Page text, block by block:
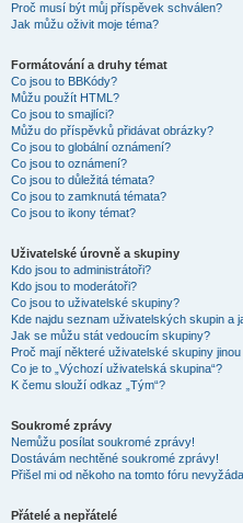
Proč musí být můj příspěvek schválen?
Jak můžu oživit moje téma?
Formátování a druhy témat
Co jsou to BBKódy?
Můžu použít HTML?
Co jsou to smajlíci?
Můžu do příspěvků přidávat obrázky?
Co jsou to globální oznámení?
Co jsou to oznámení?
Co jsou to důležitá témata?
Co jsou to zamknutá témata?
Co jsou to ikony témat?
Uživatelské úrovně a skupiny
Kdo jsou to administrátoři?
Kdo jsou to moderátoři?
Co jsou to uživatelské skupiny?
Kde najdu seznam uživatelských skupin a
Jak se můžu stát vedoucím skupiny?
Proč mají některé uživatelské skupiny
Co je to „Výchozí uživatelská skupina“?
K čemu slouží odkaz „Tým“?
Soukromé zprávy
Nemůžu posílat soukromé zprávy!
Dostávám nechtěné soukromé zprávy!
Přišel mi od někoho na tomto fóru
Přátelé a nepřátelé